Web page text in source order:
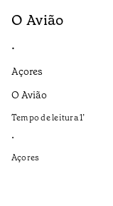
O Avião
•
Açores
O Avião
Tempo de leitura1’
•
Açores